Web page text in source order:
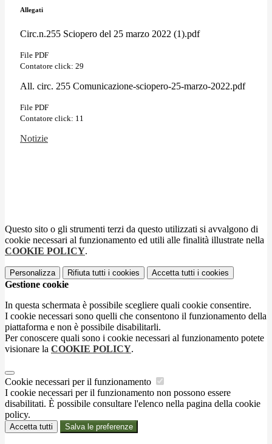
Allegati
Circ.n.255 Sciopero del 25 marzo 2022 (1).pdf
File PDF
Contatore click: 29
All. circ. 255 Comunicazione-sciopero-25-marzo-2022.pdf
File PDF
Contatore click: 11
Notizie
Questo sito o gli strumenti terzi da questo utilizzati si avvalgono di
cookie necessari al funzionamento ed utili alle finalità illustrate nella
COOKIE POLICY.
Personalizza Rifiuta tutti i cookies Accetta tutti i cookies
Gestione cookie
In questa schermata è possibile scegliere quali cookie consentire.
I cookie necessari sono quelli che consentono il funzionamento della
piattaforma e non è possibile disabilitarli.
Per conoscere quali sono i cookie necessari al funzionamento potete
visionare la COOKIE POLICY.
Cookie necessari per il funzionamento
I cookie necessari per il funzionamento non possono essere
disabilitati. È possibile consultare l'elenco nella pagina della cookie
policy.
Accetta tutti Salva le preferenze